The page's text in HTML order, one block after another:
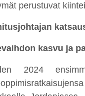
perustuvat
kasvu ja
2024